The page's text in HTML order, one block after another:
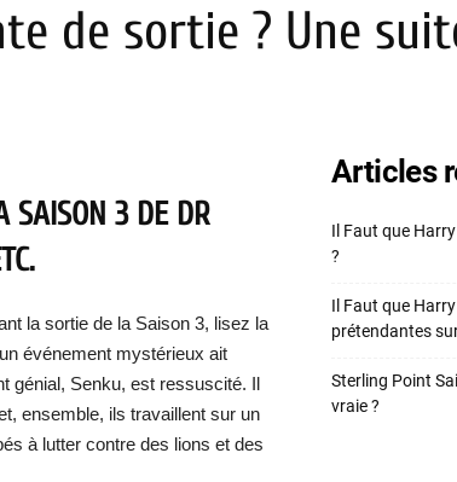
de sortie ? Une
SAISON 3 DE DR
la sortie de la Saison 3, lisez la
événement mystérieux ait
génial, Senku, est ressuscité. Il
ensemble, ils travaillent sur un
à lutter contre des lions et des
Articles
Il Faut que
?
Il Faut que
prétendantes
Sterling Point
vraie ?